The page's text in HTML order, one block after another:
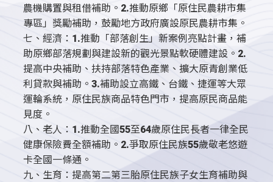
農機購置與租借補助。2.推動原鄉「原住民農耕市集
專區」獎勵補助，鼓勵地方政府廣設原民農耕市集。
七、經濟：1.推動「部落創生」新案例亮點計畫，補
助原鄉部落規劃與建設新的觀光景點軟硬體建設。2.
提高中央補助、扶持部落特色產業、擴大原青創業低
利貸款與補助。3.補助設立高鐵、台鐵、捷運等大眾
運輪系統，原住民族商品特色門市，提高原民商品能
見度。
八、老人：1.推動全國55至64歲原住民長者一律全民
健康保險費全額補助。2.爭取原住民族55歲敬老悠遊
卡全國一條通。
九、生育：提高第二第三胎原住民族子女生育補助與